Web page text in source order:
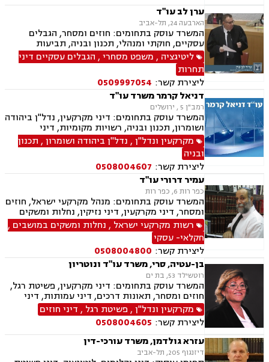
ערן לב עו"ד
הארבעה 24, תל-אביב
המשרד עוסק בתחומים: חוזים ומסחר, הגבלים
עסקיים, חוקתי ומנהלי, תכנון ובניה, תביעות
יצוגיות, דיני תקשורת ואינטרנט, לשון הרע.
ליטיגציה , משפט מסחרי, הגבלים עסקיים דיני
תחרות
ליצירת קשר: 0509997054
דניאל קרמר משרד עו"ד
רמב"ן 5 , ירושלים
המשרד עוסק בתחומים: דיני מקרקעין, נדל"ן ביהודה
ושומרון, תכנון ובניה, רשויות מקומיות, דיני
תאגידים ופלילי
מקרקעין ונדל"ן, נדל"ן ביהודה ושומרון, תכנון
ובניה
ליצירת קשר: 0508004607
עמיר דרורי עו"ד
כפר רות 6, כפר רות
המשרד עוסק בתחומים: מנהל מקרקעי ישראל, חוזים
ומסחר, דיני מקרקעין, דיני נזיקין, נחלות ומשקים
במושבים, פינוי מושכר, דיני תאגידים, תכנון ובניה,
חוקתי ומנהלי, חקלאי- עסקי, ליטיגציה, מושבים
וקיבוצים ומגרשים חקלאיים
רשות מקרקעי ישראל , נחלות ומשקים במושבים ,
חקלאי- עסקי
ליצירת קשר: 0508004800
בן-עטיה, סרי, משרד עו"ד ונוטריון
רוטשילד 53, בת ים
המשרד עוסק בתחומים: דיני מקרקעין, פשיטת רגל,
חוזים ומסחר, תאונות דרכים, דיני עמותות, דיני
תאגידים, הסכמי ממון, חדלות פרעון, חוקתי ומנהלי,
ידועים בציבור, ירושות וצוואות, ליווי עסקי,
חלוקת רכוש, מגרשים לבניה , נדל"ן, נוטריון,
עסקאות מכר דירה, פינוי בינוי, פינוי מושכר, פירוקים
והקפאות הליכים, צווי הריסה, צווי מניעה, רשויות
מקרקעין ונדל"ן, פשיטת רגל , דיני חוזים
ליצירת קשר: 0508004605
עזרא גולדמן, משרד עורכי-דין
דיזנגוף 205, תל-אביב